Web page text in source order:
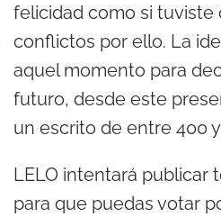
felicidad como si tuviste
conflictos por ello. La
aquel momento para
futuro, desde este
un escrito de entre 400
LELO intentará publicar
para que puedas votar